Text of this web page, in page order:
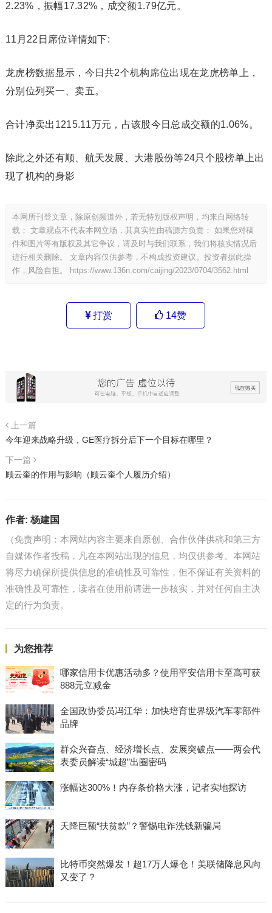
2.23%，振幅17.32%，成交额1.79亿元。
11月22日席位详情如下:
龙虎榜数据显示，今日共2个机构席位出现在龙虎榜单上，
分别位列买一、卖五。
合计净卖出1215.11万元，占该股今日总成交额的1.06%。
除此之外还有顺、航天发展、大港股份等24只个股榜单上出
现了机构的身影
本网所刊登文章，除原创频道外，若无特别版权声明，均来自网络转
载； 文章观点不代表本网立场，其真实性由稿源方负责； 如果您对稿
件和图片等有版权及其它争议，请及时与我们联系，我们将核实情况后
进行相关删除。 文章内容仅供参考，不构成投资建议。投资者据此操
作，风险自担。
https://www.136n.com/caijing/2023/0704/3562.html
打赏 14赞
上一篇
今年迎来战略升级，GE医疗拆分后下一个目标在哪里？
下一篇
顾云奎的作用与影响（顾云奎个人履历介绍）
作者: 杨建国
（免责声明：本网站内容主要来自原创、合作伙伴供稿和第三方
自媒体作者投稿，凡在本网站出现的信息，均仅供参考。本网站
将尽力确保所提供信息的准确性及可靠性，但不保证有关资料的
准确性及可靠性，读者在使用前请进一步核实，并对任何自主决
定的行为负责。
为您推荐
哪家信用卡优惠活动多？使用平安信用卡至高可获
888元立减金
全国政协委员冯江华：加快培育世界级汽车零部件
品牌
群众兴奋点、经济增长点、发展突破点——两会代
表委员解读“城超”出圈密码
涨幅达300%！内存条价格大涨，记者实地探访
天降巨额“扶贫款”？警惕电诈洗钱新骗局
比特币突然爆发！超17万人爆仓！美联储降息风向
又变了？